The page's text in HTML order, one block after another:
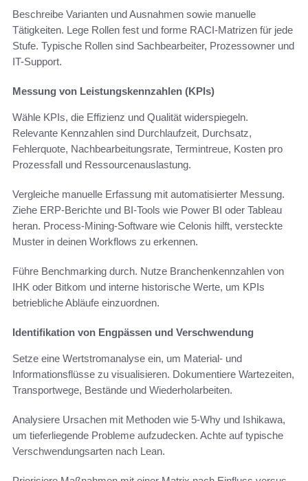
Beschreibe Varianten und Ausnahmen sowie manuelle
Tätigkeiten. Lege Rollen fest und forme RACI-Matrizen für jede
Stufe. Typische Rollen sind Sachbearbeiter, Prozessowner und
IT-Support.
Messung von Leistungskennzahlen (KPIs)
Wähle KPIs, die Effizienz und Qualität widerspiegeln.
Relevante Kennzahlen sind Durchlaufzeit, Durchsatz,
Fehlerquote, Nachbearbeitungsrate, Termintreue, Kosten pro
Prozessfall und Ressourcenauslastung.
Vergleiche manuelle Erfassung mit automatisierter Messung.
Ziehe ERP-Berichte und BI-Tools wie Power BI oder Tableau
heran. Process-Mining-Software wie Celonis hilft, versteckte
Muster in deinen Workflows zu erkennen.
Führe Benchmarking durch. Nutze Branchenkennzahlen von
IHK oder Bitkom und interne historische Werte, um KPIs
betriebliche Abläufe einzuordnen.
Identifikation von Engpässen und Verschwendung
Setze eine Wertstromanalyse ein, um Material- und
Informationsflüsse zu visualisieren. Dokumentiere Wartezeiten,
Transportwege, Bestände und Wiederholarbeiten.
Analysiere Ursachen mit Methoden wie 5-Why und Ishikawa,
um tieferliegende Probleme aufzudecken. Achte auf typische
Verschwendungsarten nach Lean.